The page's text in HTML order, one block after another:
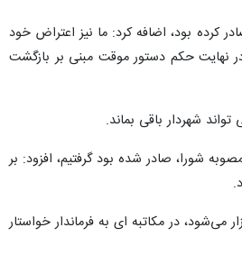
کرده بود، اضافه کرد: ما نیز اعتراض خود
که بعد "پرونده به شعبه ۲۶ ارجاع داده شد" اعلام کردیم که در نهایت حکم دستور موقت مبنی بر بازگشت
شهردار باقی بماند.
شورا، صادر شده بود گرفتیم، افزود: بر
در مکاتبه ای به فرماندار خواستار